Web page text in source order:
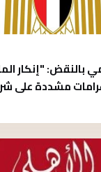
بالنقض: "إنكار
مشددة على